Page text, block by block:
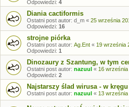
Odpowiedzi: 4
Diania cactiformis
Ostatni post autor: d_m « 25 września
Odpowiedzi: 16
strojne piórka
Ostatni post autor: Ag.Ent « 19 września
Odpowiedzi: 1
Dinozaury z Szantung, w tym
Ostatni post autor: nazuul « 16
Odpowiedzi: 2
Najstarszy ślad wirusa - w
Ostatni post autor: nazuul « 13